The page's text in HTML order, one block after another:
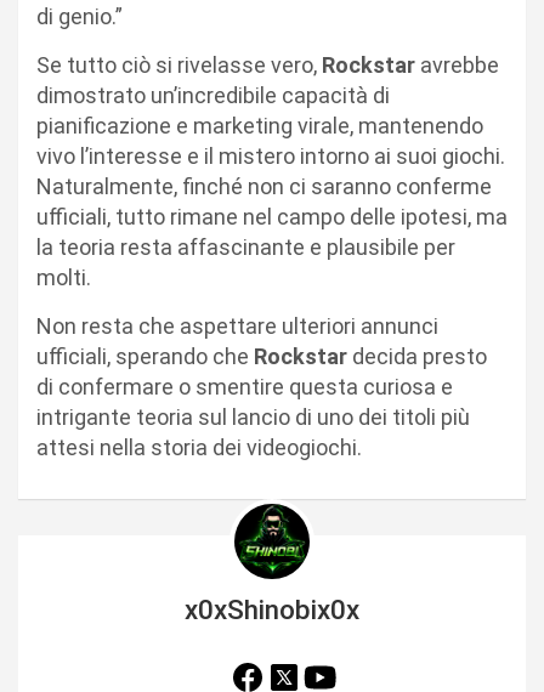
di genio.”
Se tutto ciò si rivelasse vero, Rockstar avrebbe
dimostrato un’incredibile capacità di
pianificazione e marketing virale, mantenendo
vivo l’interesse e il mistero intorno ai suoi giochi.
Naturalmente, finché non ci saranno conferme
ufficiali, tutto rimane nel campo delle ipotesi, ma
la teoria resta affascinante e plausibile per
molti.
Non resta che aspettare ulteriori annunci
ufficiali, sperando che Rockstar decida presto
di confermare o smentire questa curiosa e
intrigante teoria sul lancio di uno dei titoli più
attesi nella storia dei videogiochi.
x0xShinobix0x